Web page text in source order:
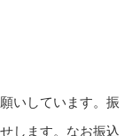
いしています。振
します。なお振込